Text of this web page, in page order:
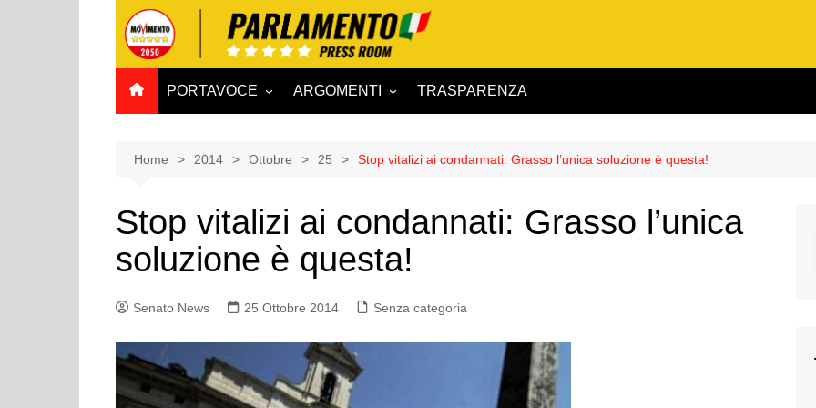
PORTAVOCE
SENATO
ARGOMENTI
Affari esteri
Agricoltura e agroalimentare
Ambiente e Territorio
Antimafia
Attività produttive
Bilancio
Comunicazioni e Vigilanza
Rai
TRASPARENZA
Home 2014 Ottobre 25 Stop vitalizi ai condannati: Grasso l’unica soluzione è questa!
Stop vitalizi ai condannati: Grasso l’unica
soluzione è questa!
Senato News 25 Ottobre 2014 Senza categoria